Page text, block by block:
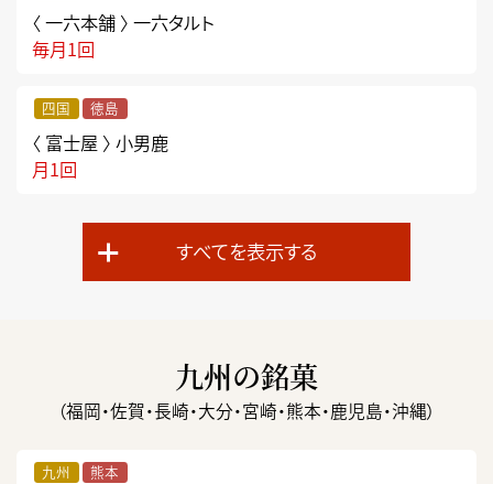
〈 一六本舗 〉 一六タルト
毎月1回
四国 徳島
〈 富士屋 〉 小男鹿
月1回
すべてを表示する
九州の銘菓
（福岡・佐賀・長崎・大分・宮崎・熊本・鹿児島・沖縄）
九州 熊本